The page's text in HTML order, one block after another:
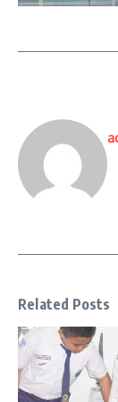
Related Posts